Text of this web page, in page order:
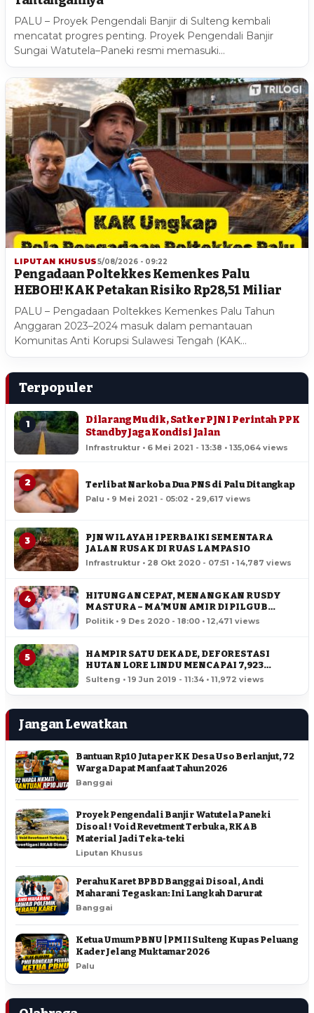
PALU – Proyek Pengendali Banjir di Sulteng kembali
mencatat progres penting. Proyek Pengendali Banjir
Sungai Watutela–Paneki resmi memasuki…
LIPUTAN KHUSUS5/08/2026 - 09:22
Pengadaan Poltekkes Kemenkes Palu
HEBOH! KAK Petakan Risiko Rp28,51 Miliar
PALU – Pengadaan Poltekkes Kemenkes Palu Tahun
Anggaran 2023–2024 masuk dalam pemantauan
Komunitas Anti Korupsi Sulawesi Tengah (KAK…
Terpopuler
1
Dilarang Mudik, Satker PJN I Perintah PPK
Standby Jaga Kondisi Jalan
Infrastruktur • 6 Mei 2021 - 13:38 • 135,064 views
2 Terlibat Narkoba Dua PNS di Palu Ditangkap
Palu • 9 Mei 2021 - 05:02 • 29,617 views
3
PJN WILAYAH I PERBAIKI SEMENTARA
JALAN RUSAK DI RUAS LAMPASIO
Infrastruktur • 28 Okt 2020 - 07:51 • 14,787 views
4
HITUNGAN CEPAT, MENANGKAN RUSDY
MASTURA – MA’MUN AMIR DI PILGUB
SULTENG
Politik • 9 Des 2020 - 18:00 • 12,471 views
5
HAMPIR SATU DEKADE, DEFORESTASI
HUTAN LORE LINDU MENCAPAI 7,923
HEKTAR
Sulteng • 19 Jun 2019 - 11:34 • 11,972 views
Jangan Lewatkan
Bantuan Rp10 Juta per KK Desa Uso Berlanjut, 72
Warga Dapat Manfaat Tahun 2026
Banggai
Proyek Pengendali Banjir Watutela Paneki
Disoal ! Void Revetment Terbuka, RKAB
Material Jadi Teka-teki
Liputan Khusus
Perahu Karet BPBD Banggai Disoal, Andi
Maharani Tegaskan: Ini Langkah Darurat
Banggai
Ketua Umum PBNU | PMII Sulteng Kupas Peluang
Kader Jelang Muktamar 2026
Palu